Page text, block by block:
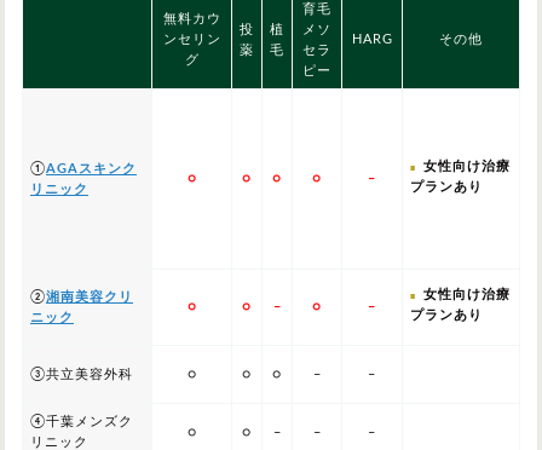
無料カウ
ンセリン
グ
投
薬
植
毛
育毛
メソ
セラ
ピー
HARG その他
①AGAスキンク
リニック
○ ○ ○ ○ –
女性向け治療
プランあり
②湘南美容クリ
ニック
○ ○ – ○ –
女性向け治療
プランあり
③共立美容外科 ○ ○ ○ – –
④千葉メンズク
リニック
○ ○ – – –